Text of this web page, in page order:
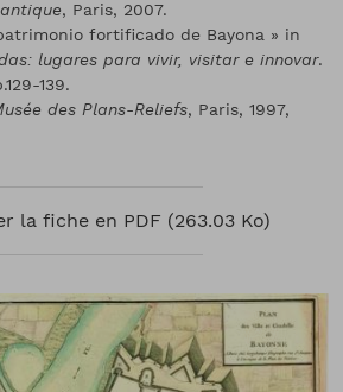
, Paris, 2007.
patrimonio fortificado de Bayona » in
lugares para vivir, visitar e innovar.
139.
des Plans-Reliefs, Paris, 1997,
la fiche en PDF (263.03 Ko)